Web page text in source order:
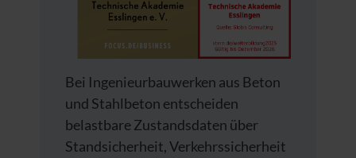
Bei Ingenieurbauwerken aus Beton
und Stahlbeton entscheiden
belastbare Zustandsdaten über
Standsicherheit, Verkehrssicherheit